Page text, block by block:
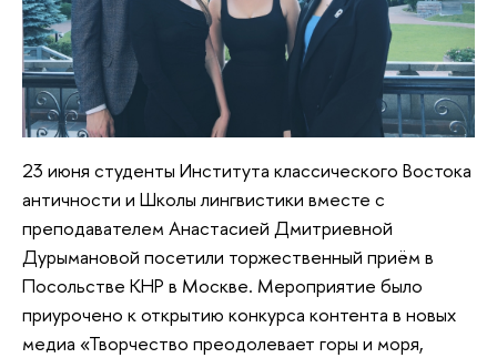
23 июня студенты Института классического Востока
античности и Школы лингвистики вместе с
преподавателем Анастасией Дмитриевной
Дурымановой посетили торжественный приём в
Посольстве КНР в Москве. Мероприятие было
приурочено к открытию конкурса контента в новых
медиа «Творчество преодолевает горы и моря,